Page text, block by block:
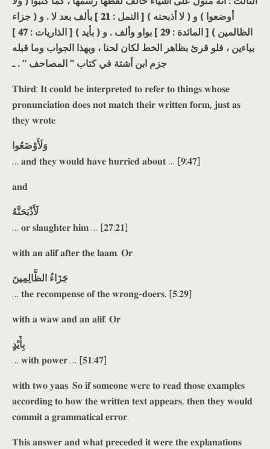
أوضعوا ) و ( لا أذبحنه ) [ النمل : 𝟐𝟏 ] بألف بعد لا . و ( جزاء
الظالمين ) [ المائدة : 𝟐𝟗 ] بواو وألف . و ( بأيد ) [ الذاريات : 𝟒𝟕 ]
بياءين ، فلو قرئ بظاهر الخط لكان لحنا ، وبهذا الجواب وما قبله
جزم ابن أشتة في كتاب ” المصاحف ” . ـ
𝐓𝐡𝐢𝐫𝐝: 𝐈𝐭 𝐜𝐨𝐮𝐥𝐝 𝐛𝐞 𝐢𝐧𝐭𝐞𝐫𝐩𝐫𝐞𝐭𝐞𝐝 𝐭𝐨 𝐫𝐞𝐟𝐞𝐫 𝐭𝐨 𝐭𝐡𝐢𝐧𝐠𝐬 𝐰𝐡𝐨𝐬𝐞
𝐩𝐫𝐨𝐧𝐮𝐧𝐜𝐢𝐚𝐭𝐢𝐨𝐧 𝐝𝐨𝐞𝐬 𝐧𝐨𝐭 𝐦𝐚𝐭𝐜𝐡 𝐭𝐡𝐞𝐢𝐫 𝐰𝐫𝐢𝐭𝐭𝐞𝐧 𝐟𝐨𝐫𝐦, 𝐣𝐮𝐬𝐭 𝐚𝐬
𝐭𝐡𝐞𝐲 𝐰𝐫𝐨𝐭𝐞
وَلَأَوْضَعُوا
… 𝐚𝐧𝐝 𝐭𝐡𝐞𝐲 𝐰𝐨𝐮𝐥𝐝 𝐡𝐚𝐯𝐞 𝐡𝐮𝐫𝐫𝐢𝐞𝐝 𝐚𝐛𝐨𝐮𝐭 … [𝟗:𝟒𝟕]
𝐚𝐧𝐝
لَأَذْبَحَنَّهُ
… 𝐨𝐫 𝐬𝐥𝐚𝐮𝐠𝐡𝐭𝐞𝐫 𝐡𝐢𝐦 … [𝟐𝟕:𝟐𝟏]
𝐰𝐢𝐭𝐡 𝐚𝐧 𝐚𝐥𝐢𝐟 𝐚𝐟𝐭𝐞𝐫 𝐭𝐡𝐞 𝐥𝐚𝐚𝐦. 𝐎𝐫
جَزَاءُ الظَّالِمِينَ
… 𝐭𝐡𝐞 𝐫𝐞𝐜𝐨𝐦𝐩𝐞𝐧𝐬𝐞 𝐨𝐟 𝐭𝐡𝐞 𝐰𝐫𝐨𝐧𝐠-𝐝𝐨𝐞𝐫𝐬. [𝟓:𝟐𝟗]
𝐰𝐢𝐭𝐡 𝐚 𝐰𝐚𝐰 𝐚𝐧𝐝 𝐚𝐧 𝐚𝐥𝐢𝐟. 𝐎𝐫
بِأَيْدٍ
… 𝐰𝐢𝐭𝐡 𝐩𝐨𝐰𝐞𝐫 … [𝟓𝟏:𝟒𝟕]
𝐰𝐢𝐭𝐡 𝐭𝐰𝐨 𝐲𝐚𝐚𝐬. 𝐒𝐨 𝐢𝐟 𝐬𝐨𝐦𝐞𝐨𝐧𝐞 𝐰𝐞𝐫𝐞 𝐭𝐨 𝐫𝐞𝐚𝐝 𝐭𝐡𝐨𝐬𝐞 𝐞𝐱𝐚𝐦𝐩𝐥𝐞𝐬
𝐚𝐜𝐜𝐨𝐫𝐝𝐢𝐧𝐠 𝐭𝐨 𝐡𝐨𝐰 𝐭𝐡𝐞 𝐰𝐫𝐢𝐭𝐭𝐞𝐧 𝐭𝐞𝐱𝐭 𝐚𝐩𝐩𝐞𝐚𝐫𝐬, 𝐭𝐡𝐞𝐧 𝐭𝐡𝐞𝐲 𝐰𝐨𝐮𝐥𝐝
𝐜𝐨𝐦𝐦𝐢𝐭 𝐚 𝐠𝐫𝐚𝐦𝐦𝐚𝐭𝐢𝐜𝐚𝐥 𝐞𝐫𝐫𝐨𝐫.
𝐓𝐡𝐢𝐬 𝐚𝐧𝐬𝐰𝐞𝐫 𝐚𝐧𝐝 𝐰𝐡𝐚𝐭 𝐩𝐫𝐞𝐜𝐞𝐝𝐞𝐝 𝐢𝐭 𝐰𝐞𝐫𝐞 𝐭𝐡𝐞 𝐞𝐱𝐩𝐥𝐚𝐧𝐚𝐭𝐢𝐨𝐧𝐬